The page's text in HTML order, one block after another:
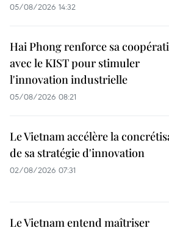
05/08/2026 14:32
Hai Phong renforce sa
avec le KIST pour stimuler
l'innovation industrielle
05/08/2026 08:21
Le Vietnam accélère la
de sa stratégie d'innovation
02/08/2026 07:31
Le Vietnam entend maîtriser